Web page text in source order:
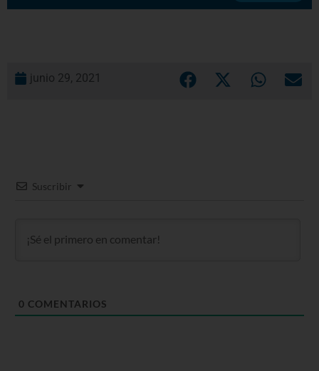
junio 29, 2021
Suscribir
0 COMENTARIOS